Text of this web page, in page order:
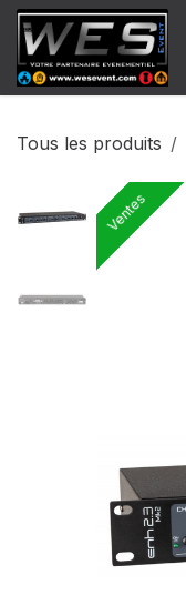
Se rendre au contenu
Tous les produits
Ventes
Ventes